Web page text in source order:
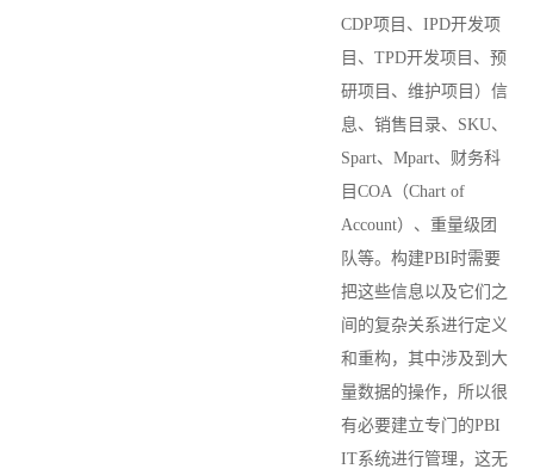
CDP项目、IPD开发项
目、TPD开发项目、预
研项目、维护项目）信
息、销售目录、SKU、
Spart、Mpart、财务科
目COA（Chart of
Account）、重量级团
队等。构建PBI时需要
把这些信息以及它们之
间的复杂关系进行定义
和重构，其中涉及到大
量数据的操作，所以很
有必要建立专门的PBI
IT系统进行管理，这无